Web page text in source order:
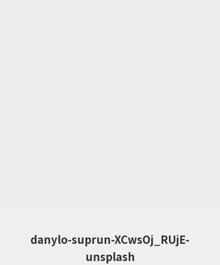
danylo-suprun-XCwsOj_RUjE-
unsplash